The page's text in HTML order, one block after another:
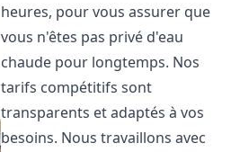
heures, pour vous assurer que
vous n'êtes pas privé d'eau
chaude pour longtemps. Nos
tarifs compétitifs sont
transparents et adaptés à vos
besoins. Nous travaillons avec